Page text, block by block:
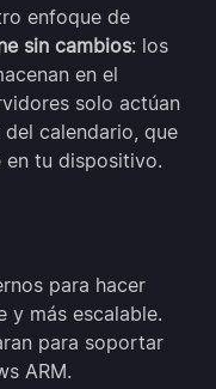
enfoque de
sin cambios: los
en el
solo actúan
calendario, que
en tu dispositivo.
para hacer
y más escalable.
para soportar
ARM.